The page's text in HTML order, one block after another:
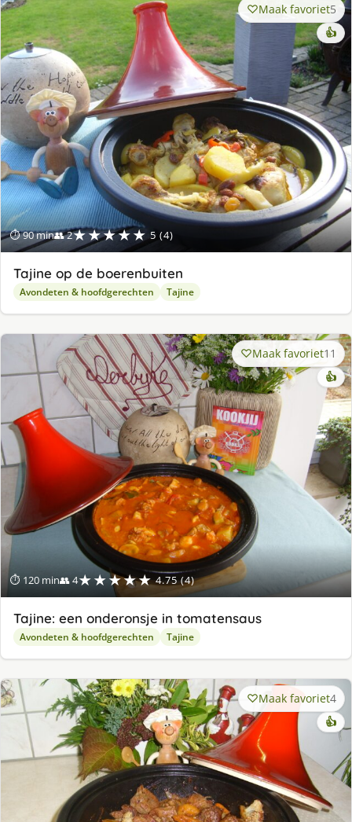
⏱ 90 min👥 2★★★★★ 5 (4)
Maak favoriet5
👍
Tajine op de boerenbuiten
Avondeten & hoofdgerechten Tajine
⏱ 120 min👥 4★★★★★ 4.75 (4)
Maak favoriet11
👍
Tajine: een onderonsje in tomatensaus
Avondeten & hoofdgerechten Tajine
Maak favoriet4
👍